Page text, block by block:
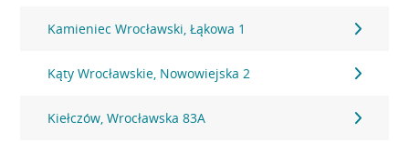
Kamieniec Wrocławski, Łąkowa 1
Kąty Wrocławskie, Nowowiejska 2
Kiełczów, Wrocławska 83A